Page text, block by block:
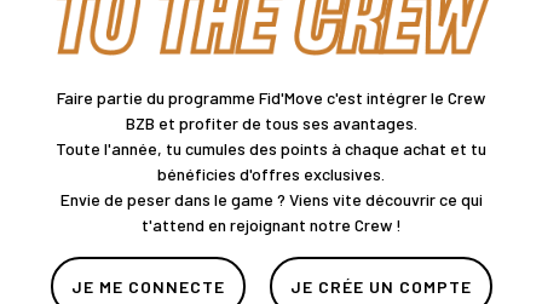
Faire partie du programme Fid'Move c'est intégrer le Crew
BZB et profiter de tous ses avantages.
Toute l'année, tu cumules des points à chaque achat et tu
bénéficies d'offres exclusives.
Envie de peser dans le game ? Viens vite découvrir ce qui
t'attend en rejoignant notre Crew !
JE ME CONNECTE JE CRÉE UN COMPTE